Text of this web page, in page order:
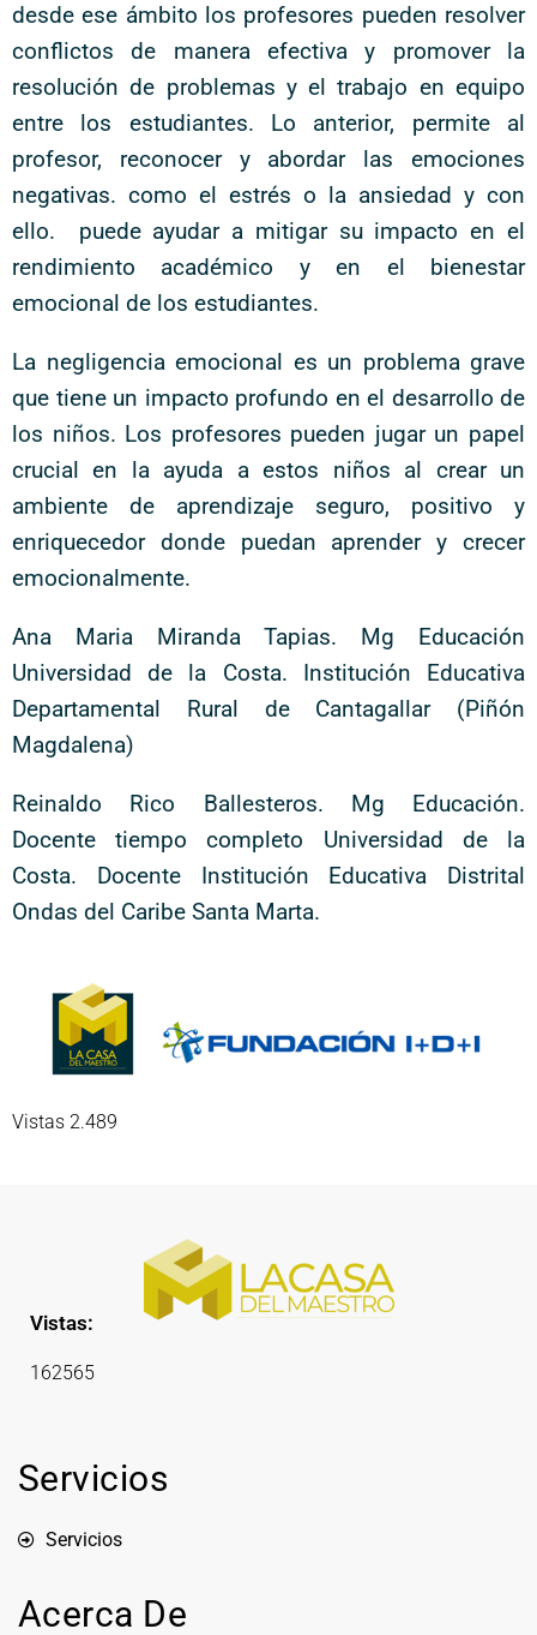
desde ese ámbito los profesores pueden resolver
conflictos de manera efectiva y promover la
resolución de problemas y el trabajo en equipo
entre los estudiantes. Lo anterior, permite al
profesor, reconocer y abordar las emociones
negativas. como el estrés o la ansiedad y con
ello. puede ayudar a mitigar su impacto en el
rendimiento académico y en el bienestar
emocional de los estudiantes.
La negligencia emocional es un problema grave
que tiene un impacto profundo en el desarrollo de
los niños. Los profesores pueden jugar un papel
crucial en la ayuda a estos niños al crear un
ambiente de aprendizaje seguro, positivo y
enriquecedor donde puedan aprender y crecer
emocionalmente.
Ana Maria Miranda Tapias. Mg Educación
Universidad de la Costa. Institución Educativa
Departamental Rural de Cantagallar (Piñón
Magdalena)
Reinaldo Rico Ballesteros. Mg Educación.
Docente tiempo completo Universidad de la
Costa. Docente Institución Educativa Distrital
Ondas del Caribe Santa Marta.
Vistas 2.489
Vistas:
162565
Servicios
Servicios
Acerca De